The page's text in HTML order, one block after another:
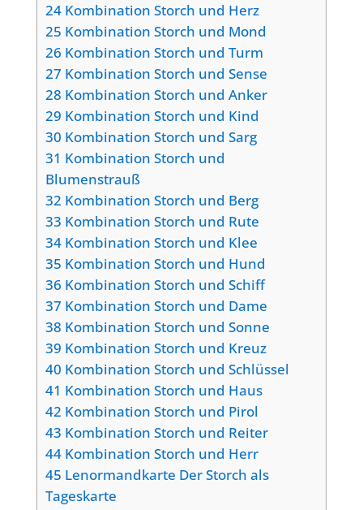
24Kombination Storch und Herz
25 Kombination Storch und Mond
26 Kombination Storch und Turm
27 Kombination Storch und Sense
28 Kombination Storch und Anker
29 Kombination Storch und Kind
30 Kombination Storch und Sarg
31 Kombination Storch und
Blumenstrauß
32 Kombination Storch und Berg
33 Kombination Storch und Rute
34Kombination Storch und Klee
35 Kombination Storch und Hund
36 Kombination Storch und Schiff
37 Kombination Storch und Dame
38 Kombination Storch und Sonne
39 Kombination Storch und Kreuz
40 Kombination Storch und Schlüssel
41 Kombination Storch und Haus
42 Kombination Storch und Pirol
43 Kombination Storch und Reiter
44Kombination Storch und Herr
45 Lenormandkarte Der Storch als
Tageskarte